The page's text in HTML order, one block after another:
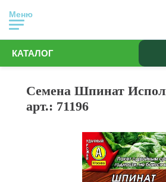
Меню
КАТАЛОГ
Семена Шпинат
арт.: 71196